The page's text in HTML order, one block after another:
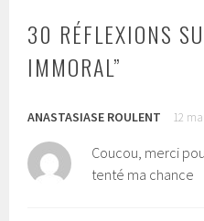
30 RÉFLEXIONS
IMMORAL”
ANASTASIASE ROULENT 12
Coucou, merci
tenté ma chance